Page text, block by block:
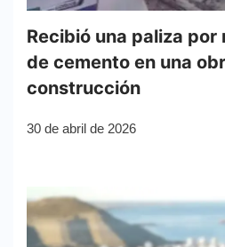
Recibió una paliza por
de cemento en una
construcción
30 de abril de 2026